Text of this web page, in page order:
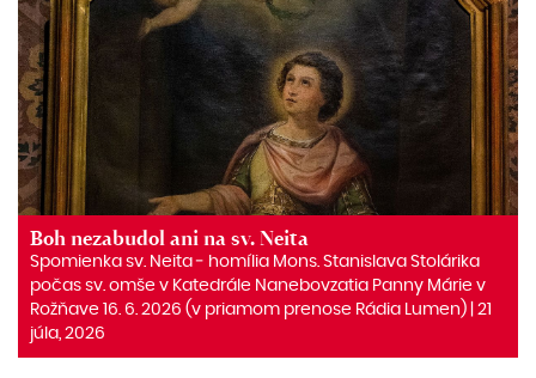
Boh nezabudol ani na sv. Neita
Spomienka sv. Neita ‒ homília Mons. Stanislava Stolárika
počas sv. omše v Katedrále Nanebovzatia Panny Márie v
Rožňave 16. 6. 2026 (v priamom prenose Rádia Lumen) | 21
júla, 2026